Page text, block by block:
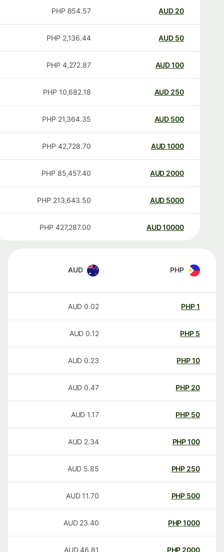
20
AUD
854.57
PHP
50
AUD
2,136.44
PHP
100
AUD
4,272.87
PHP
250
AUD
10,682.18
PHP
500
AUD
21,364.35
PHP
1000
AUD
42,728.70
PHP
2000
AUD
85,457.40
PHP
5000
AUD
213,643.50
PHP
10000
AUD
427,287.00
PHP
PHP
AUD
PHP
0.02
AUD
PHP
0.12
AUD
PHP
0.23
AUD
20
PHP
0.47
AUD
50
PHP
1.17
AUD
100
PHP
2.34
AUD
250
PHP
5.85
AUD
500
PHP
11.70
AUD
1000
PHP
23.40
AUD
2000
PHP
46.81
AUD